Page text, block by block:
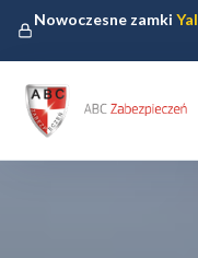
Nowoczesne zamki